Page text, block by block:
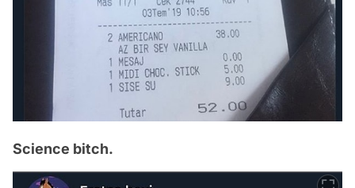
Science bitch.